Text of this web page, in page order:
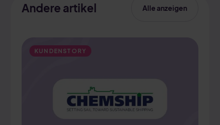
Andere artikel Alle anzeigen
KUNDENSTORY